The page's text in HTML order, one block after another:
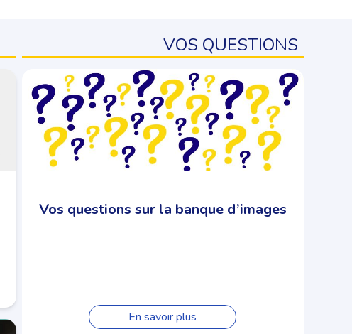
VOS QUESTIONS
Vos questions sur la banque d’images
En savoir plus